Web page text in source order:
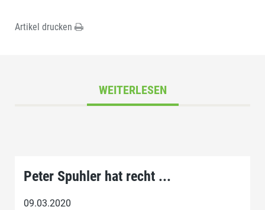
Artikel drucken
WEITERLESEN
Peter Spuhler hat recht ...
09.03.2020